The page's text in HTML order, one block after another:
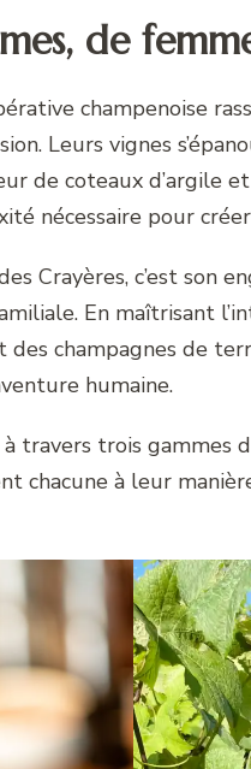
de
champenoise
Leurs vignes
de coteaux d’argile
nécessaire pour
Crayères, c’est son
En maîtrisant
des champagnes de
humaine.
travers trois gammes
chacune à leur